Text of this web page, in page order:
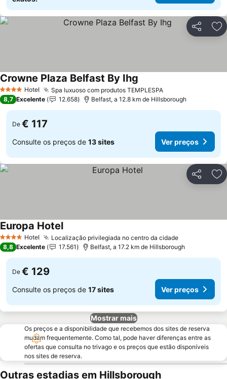
Partilhar
4 EstrelasHotel Spa luxuoso com produtos TEMPLESPA
Crowne Plaza Belfast By Ihg
8,7 Excelente 12.658 Belfast, a 12.8 km de Hillsborough
De € 117
Consulte os preços de 13 sites Ver preços
Partilhar
4 EstrelasHotel Localização privilegiada no centro da cidade
Europa Hotel
8,8 Excelente 17.561 Belfast, a 17.2 km de Hillsborough
De € 129
Consulte os preços de 17 sites Ver preços
Mostrar mais
Os preços e a disponibilidade que recebemos dos sites de reserva
mudam frequentemente. Como tal, pode haver diferenças entre as
ofertas que consulta no trivago e os preços que estão disponíveis
nos sites de reserva.
Outras estadias em Hillsborough